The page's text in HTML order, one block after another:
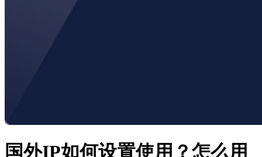
国外IP如何设置使用？怎么用